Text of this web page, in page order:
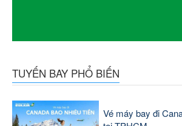
TUYẾN BAY PHỔ BIẾN
Vé máy bay đi